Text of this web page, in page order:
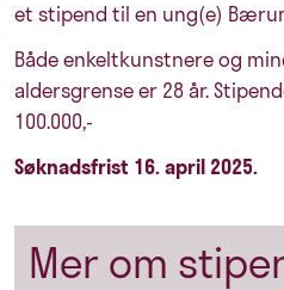
et stipend til en ung(e)
Både enkeltkunstnere og
aldersgrense er 28 år.
100.000,-
Søknadsfrist 16. april 2025.
Mer om